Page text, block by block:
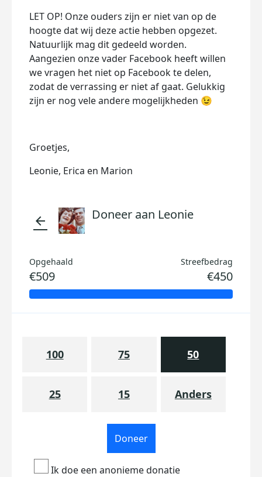
LET OP! Onze ouders zijn er niet van op de
hoogte dat wij deze actie hebben opgezet.
Natuurlijk mag dit gedeeld worden.
Aangezien onze vader Facebook heeft willen
we vragen het niet op Facebook te delen,
zodat de verrassing er niet af gaat. Gelukkig
zijn er nog vele andere mogelijkheden 😉
Groetjes,
Leonie, Erica en Marion
arrow_back Doneer aan Leonie
Opgehaald
€509
Streefbedrag
€450
100 75 50
25 15 Anders
Doneer
Ik doe een anonieme donatie